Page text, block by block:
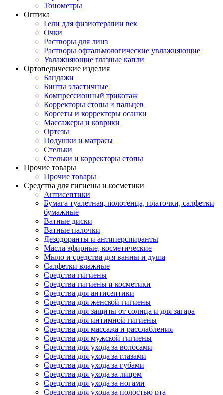
Тонометры
Оптика
Гели для физиотерапии век
Очки
Растворы для линз
Растворы офтальмологические увлажняющие
Увлажняющие глазные капли
Ортопедические изделия
Бандажи
Бинты эластичные
Компрессионный трикотаж
Корректоры стопы и пальцев
Корсеты и корректоры осанки
Массажеры и коврики
Ортезы
Подушки и матрасы
Стельки
Стельки и корректоры стопы
Прочие товары
Прочие товары
Средства для гигиены и косметики
Антисептики
Бумага туалетная, полотенца, платочки, салфетки
бумажные
Ватные диски
Ватные палочки
Дезодоранты и антиперспиранты
Масла эфирные, косметические
Мыло и средства для ванны и душа
Салфетки влажные
Средства гигиены
Средства гигиены и косметики
Средства для антисептики
Средства для женской гигиены
Средства для защиты от солнца и для загара
Средства для интимной гигиены
Средства для массажа и расслабления
Средства для мужской гигиены
Средства для ухода за волосами
Средства для ухода за глазами
Средства для ухода за губами
Средства для ухода за лицом
Средства для ухода за ногами
Средства для ухода за полостью рта